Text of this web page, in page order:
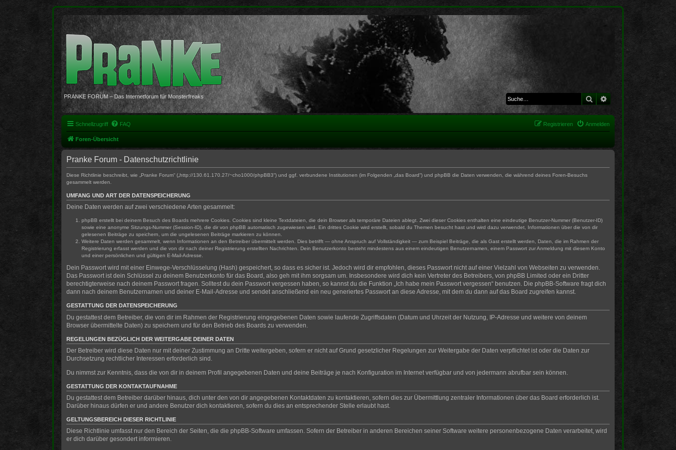
PRANKE FORUM – Das Internetforum für Monsterfreaks Suche Erweiterte Suche
Schnellzugriff FAQ Anmelden
Registrieren
Foren-Übersicht
Pranke Forum - Datenschutzrichtlinie
Diese Richtlinie beschreibt, wie „Pranke Forum“ („http://130.61.170.27/~cho1000/phpBB3“) und ggf. verbundene Institutionen (im Folgenden „das Board“) und phpBB die Daten verwenden, die während deines Foren-Besuchs
gesammelt werden.
UMFANG UND ART DER DATENSPEICHERUNG
Deine Daten werden auf zwei verschiedene Arten gesammelt:
phpBB erstellt bei deinem Besuch des Boards mehrere Cookies. Cookies sind kleine Textdateien, die dein Browser als temporäre Dateien ablegt. Zwei dieser Cookies enthalten eine eindeutige Benutzer-Nummer (Benutzer-ID)
sowie eine anonyme Sitzungs-Nummer (Session-ID), die dir von phpBB automatisch zugewiesen wird. Ein drittes Cookie wird erstellt, sobald du Themen besucht hast und wird dazu verwendet, Informationen über die von dir
gelesenen Beiträge zu speichern, um die ungelesenen Beiträge markieren zu können.
Weitere Daten werden gesammelt, wenn Informationen an den Betreiber übermittelt werden. Dies betrifft — ohne Anspruch auf Vollständigkeit — zum Beispiel Beiträge, die als Gast erstellt werden, Daten, die im Rahmen der
Registrierung erfasst werden und die von dir nach deiner Registrierung erstellten Nachrichten. Dein Benutzerkonto besteht mindestens aus einem eindeutigen Benutzernamen, einem Passwort zur Anmeldung mit diesem Konto
und einer persönlichen und gültigen E-Mail-Adresse.
Dein Passwort wird mit einer Einwege-Verschlüsselung (Hash) gespeichert, so dass es sicher ist. Jedoch wird dir empfohlen, dieses Passwort nicht auf einer Vielzahl von Webseiten zu verwenden.
Das Passwort ist dein Schlüssel zu deinem Benutzerkonto für das Board, also geh mit ihm sorgsam um. Insbesondere wird dich kein Vertreter des Betreibers, von phpBB Limited oder ein Dritter
berechtigterweise nach deinem Passwort fragen. Solltest du dein Passwort vergessen haben, so kannst du die Funktion „Ich habe mein Passwort vergessen“ benutzen. Die phpBB-Software fragt dich
dann nach deinem Benutzernamen und deiner E-Mail-Adresse und sendet anschließend ein neu generiertes Passwort an diese Adresse, mit dem du dann auf das Board zugreifen kannst.
GESTATTUNG DER DATENSPEICHERUNG
Du gestattest dem Betreiber, die von dir im Rahmen der Registrierung eingegebenen Daten sowie laufende Zugriffsdaten (Datum und Uhrzeit der Nutzung, IP-Adresse und weitere von deinem
Browser übermittelte Daten) zu speichern und für den Betrieb des Boards zu verwenden.
REGELUNGEN BEZÜGLICH DER WEITERGABE DEINER DATEN
Der Betreiber wird diese Daten nur mit deiner Zustimmung an Dritte weitergeben, sofern er nicht auf Grund gesetzlicher Regelungen zur Weitergabe der Daten verpflichtet ist oder die Daten zur
Durchsetzung rechtlicher Interessen erforderlich sind.
Du nimmst zur Kenntnis, dass die von dir in deinem Profil angegebenen Daten und deine Beiträge je nach Konfiguration im Internet verfügbar und von jedermann abrufbar sein können.
GESTATTUNG DER KONTAKTAUFNAHME
Du gestattest dem Betreiber darüber hinaus, dich unter den von dir angegebenen Kontaktdaten zu kontaktieren, sofern dies zur Übermittlung zentraler Informationen über das Board erforderlich ist.
Darüber hinaus dürfen er und andere Benutzer dich kontaktieren, sofern du dies an entsprechender Stelle erlaubt hast.
GELTUNGSBEREICH DIESER RICHTLINIE
Diese Richtlinie umfasst nur den Bereich der Seiten, die die phpBB-Software umfassen. Sofern der Betreiber in anderen Bereichen seiner Software weitere personenbezogene Daten verarbeitet, wird
er dich darüber gesondert informieren.